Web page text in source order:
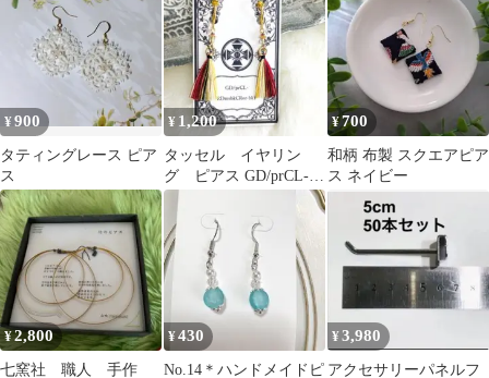
ドア 吊り下げ ハンガー
小物 冷蔵庫 グッズ ア
ウトドア用品 キャンプ
グッズ ランタンハンガ
ー ブラック ホワイト
黒 白
¥900
タティングレース ピア
ス
¥ 1,200
タッセル イヤリン
グ ピアス GD/prCL-
RDmsbkCRor-bk1
¥700
和柄 布製 スクエアピア
ス ネイビー
¥2,800
七窯社 職人 手作
¥430
No.14＊ハンドメイドピ
¥3,980
アクセサリーパネルフ